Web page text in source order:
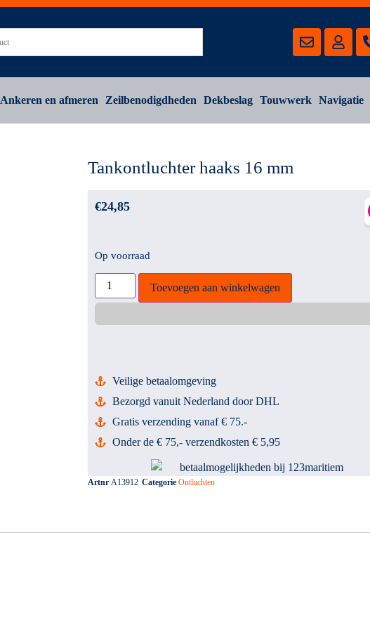
Ankeren en afmeren Zeilbenodigdheden Dekbeslag Touwwerk Navigatie
Tankontluchter haaks 16 mm
€24,85
Op voorraad
Toevoegen aan winkelwagen
Veilige betaalomgeving
Bezorgd vanuit Nederland door DHL
Gratis verzending vanaf € 75.-
Onder de € 75,- verzendkosten € 5,95
Artnr A13912 Categorie Ontluchten